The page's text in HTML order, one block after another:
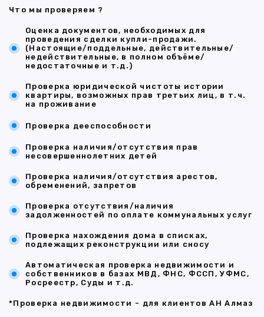
Что мы проверяем ?
Оценка документов, необходимых для
проведения сделки купли-продажи.
(Настоящие/поддельные, действительные/
недействительные, в полном объёме/
недостаточные и т.д.)
Проверка юридической чистоты истории
квартиры, возможных прав третьих лиц, в т.ч.
на проживание
Проверка дееспособности
Проверка наличия/отсутствия прав
несовершеннолетних детей
Проверка наличия/отсутствия арестов,
обременений, запретов
Проверка отсутствия/наличия
задолженностей по оплате коммунальных услуг
Проверка нахождения дома в списках,
подлежащих реконструкции или сносу
Автоматическая проверка недвижимости и
собственников в базах МВД, ФНС, ФССП, УФМС,
Росреестр, Суды и т.д.
*Проверка недвижимости - для клиентов АН Алмаз